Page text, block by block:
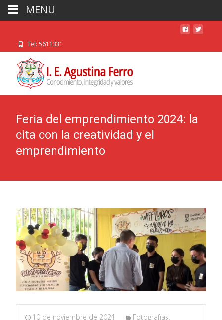
Tel: 5611331
Feria del emprendimiento 2024: la
cita con la creatividad y el
emprendimiento
10 de noviembre de 2024 Fotografías,
MENU